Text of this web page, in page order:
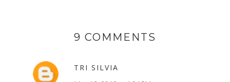
9 COMMENTS
TRI SILVIA